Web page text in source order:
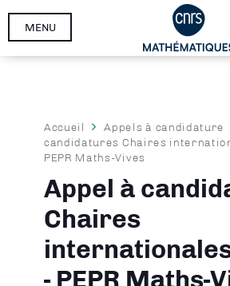
Aller
MENU
Fil
d'Ariane
Accueil Appels à candidature
candidatures Chaires
PEPR Maths-Vives
Appel à
Chaires
- PEPR Maths-